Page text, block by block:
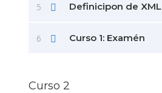
5 Definicipon de XML
6 Curso 1: Examén
Curso 2